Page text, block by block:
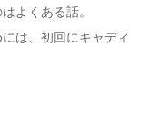
よくある話。
は、初回にキャディ